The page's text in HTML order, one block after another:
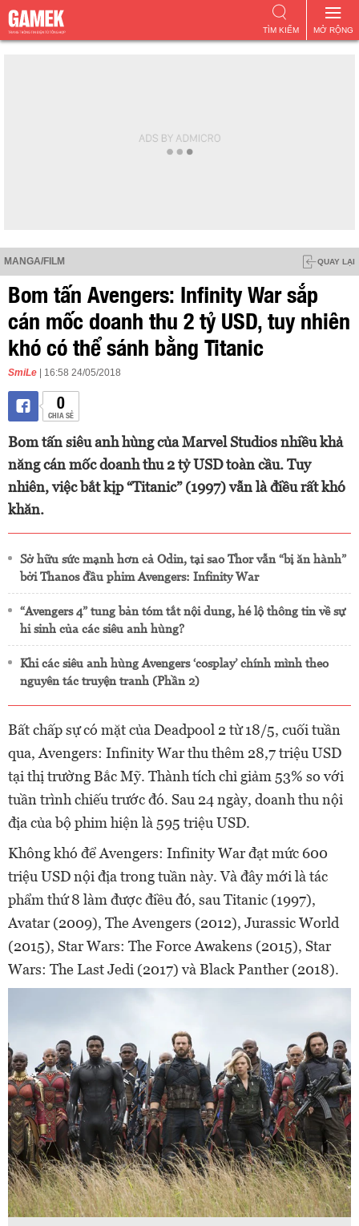
MỞ RỘNG
TÌM KIẾM
MANGA/FILM QUAY LẠI
Bom tấn Avengers: Infinity War sắp
cán mốc doanh thu 2 tỷ USD, tuy nhiên
khó có thể sánh bằng Titanic
SmiLe | 16:58 24/05/2018
0
CHIA SẺ
Bom tấn siêu anh hùng của Marvel Studios nhiều khả
năng cán mốc doanh thu 2 tỷ USD toàn cầu. Tuy
nhiên, việc bắt kịp “Titanic” (1997) vẫn là điều rất khó
khăn.
Sở hữu sức mạnh hơn cả Odin, tại sao Thor vẫn “bị ăn hành”
bởi Thanos đầu phim Avengers: Infinity War
“Avengers 4” tung bản tóm tắt nội dung, hé lộ thông tin về sự
hi sinh của các siêu anh hùng?
Khi các siêu anh hùng Avengers ‘cosplay’ chính mình theo
nguyên tác truyện tranh (Phần 2)
Bất chấp sự có mặt của Deadpool 2 từ 18/5, cuối tuần
qua, Avengers: Infinity War thu thêm 28,7 triệu USD
tại thị trường Bắc Mỹ. Thành tích chỉ giảm 53% so với
tuần trình chiếu trước đó. Sau 24 ngày, doanh thu nội
địa của bộ phim hiện là 595 triệu USD.
Không khó để Avengers: Infinity War đạt mức 600
triệu USD nội địa trong tuần này. Và đây mới là tác
phẩm thứ 8 làm được điều đó, sau Titanic (1997),
Avatar (2009), The Avengers (2012), Jurassic World
(2015), Star Wars: The Force Awakens (2015), Star
Wars: The Last Jedi (2017) và Black Panther (2018).